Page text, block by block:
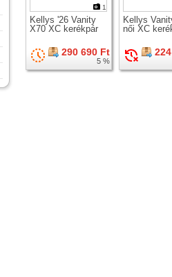
1
Kellys '26 Vanity
X70 XC kerékpár
290 690 Ft
5 %
Kellys
női XC